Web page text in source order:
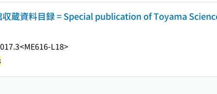
蔵資料目録 = Special publication of Toyama
<ME616-L18>